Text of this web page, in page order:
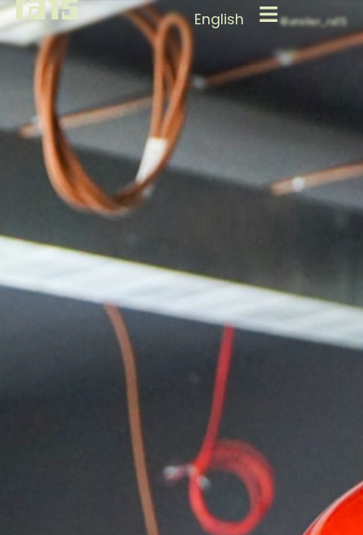
English ©atelier_ra15